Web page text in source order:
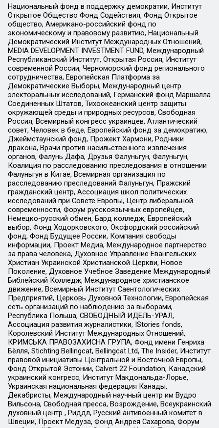
Национальный фонд в поддержку демократии, Институт
Открытое Общество Фонд Содействия, Фонд Открытое
общество, Американо-российский фонд по
экономическому и правовому развитию, Национальный
Демократический Институт Международных Отношений,
MEDIA DEVELOPMENT INVESTMENT FUND, Международный
Республиканский Институт, Открытая Россия, Институт
современной России, Черноморский фонд регионального
сотрудничества, Европейская Платформа за
Демократические Выборы, Международный центр
электоральных исследований, Германский фонд Маршалла
Соединенных Штатов, Тихоокеанский центр защиты
окружающей среды и природных ресурсов, Свободная
Россия, Всемирный конгресс украинцев, Атлантический
совет, Человек в беде, Европейский фонд за демократию,
Джеймстаунский фонд, Прожект Хармони, Родники
дракона, Врачи против насильственного извлечения
органов, Фалунь Дафа, Друзья Фалуньгун, Фалуньгун,
Коалиция по расследованию преследования в отношении
Фалуньгун в Китае, Всемирная организация по
расследованию преследований Фалуньгун, Пражский
гражданский центр, Ассоциация школ политических
исследований при Совете Европы, Центр либеральной
современности, Форум русскоязычных европейцев,
Немецко-русский обмен, Бард колледж, Европейский
выбор, Фонд Ходорковского, Оксфордский российский
фонд, Фонд Будущее России, Компания свободы
информации, Проект Медиа, Международное партнерство
за права человека, Духовное Управление Евангельских
Христиан Украинской Христианской Церкви, Новое
Поколение, Духовное Учебное Заведение Международный
Библейский Колледж, Международное христианское
движение, Всемирный Институт Саентологических
Предприятий, Церковь Духовной Технологии, Европейская
сеть организаций по наблюдению за выборами,
Республика Польша, СВОБОДНЫЙ ИДЕЛЬ-УРАЛ,
Ассоциация развития журналистики, IStories fonds,
Королевский Институт Международных Отношений,
КРИМСЬКА ПРАВОЗАХИСНА ГРУПА, Фонд имени Генриха
Бёлля, Stichting Bellingcat, Bellingcat Ltd, The Insider, Институт
правовой инициативы Центральной и Восточной Европы,
Фонд Открытой Эстонии, Calvert 22 Foundation, Канадский
украинский конгресс, Институт Макдональда-Лорье,
Украинская национальная федерация Канады,
Декабристы, Международный научный центр им Вудро
Вильсона, Свободная пресса, Возрождение, Всеукраинский
духовный центр , Риддл, Русский антивоенный комитет в
Швеции, Проект Медуза, Фонд Андрея Сахарова, Форум